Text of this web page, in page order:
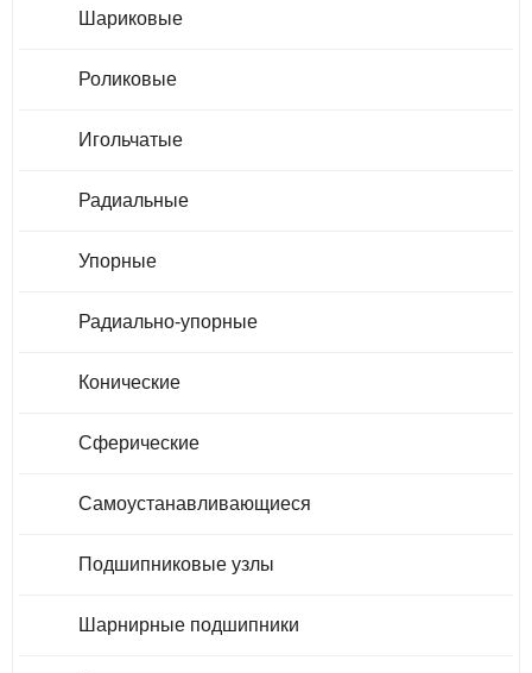
Шариковые
Роликовые
Игольчатые
Радиальные
Упорные
Радиально-упорные
Конические
Сферические
Самоустанавливающиеся
Подшипниковые узлы
Шарнирные подшипники